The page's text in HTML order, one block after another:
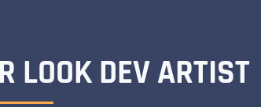
LOOK DEV ARTIST